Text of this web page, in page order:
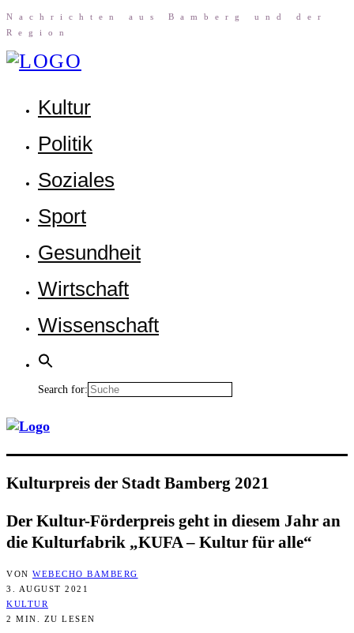
Nach­rich­ten aus Bam­berg und der
Region
Kul­tur
Poli­tik
Sozia­les
Sport
Gesund­heit
Wirt­schaft
Wis­sen­schaft
Search for:
Kul­tur­preis der Stadt Bam­berg 2021
Der Kul­tur-För­der­preis geht in die­sem Jahr an
die Kul­tur­fa­brik „KUFA – Kul­tur für alle“
VON WEBECHO BAMBERG
3. AUGUST 2021
KULTUR
2 MIN. ZU LESEN